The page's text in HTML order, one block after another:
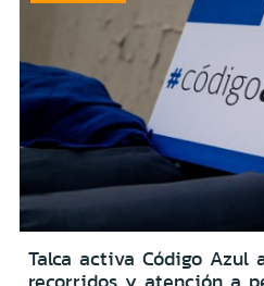
Talca activa Código